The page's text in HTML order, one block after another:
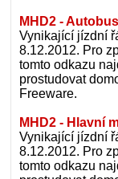
MHD2 -
Vynikající jízdní
8.12.2012. Pro
tomto odkazu
prostudovat
Freeware.
MHD2 - Hlavní
Vynikající jízdní
8.12.2012. Pro
tomto odkazu